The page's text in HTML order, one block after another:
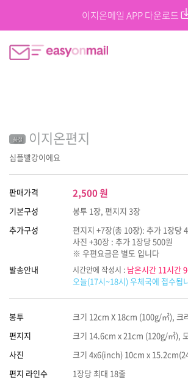
품절 이지온편지
심플빨강이에요
판매가격 2,500원
기본구성
봉투 1장, 편지지 3장
추가구성
편지지 +7장(총 10장): 추가 1장당
사진 +30장 : 추가 1장당 500원
※ 우편요금은 별도 입니다
발송안내
시간안에 작성시 : 남은시간 11시간
오늘(17시~18시) 우체국에 접수됩
봉투
크기 12cm X 18cm (100g/㎡), 크
편지지
크기 14.6cm x 21cm (120g/㎡),
사진
크기 4x6(inch) 10cm x
편지 라인수
1장당 최대 18줄
이지온메일 APP 다운로드